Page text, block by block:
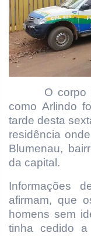
O corpo de
como Arlindo
tarde desta
residência
Blumenau,
da capital.
Informações
afirmam, que
homens sem
tinha cedido